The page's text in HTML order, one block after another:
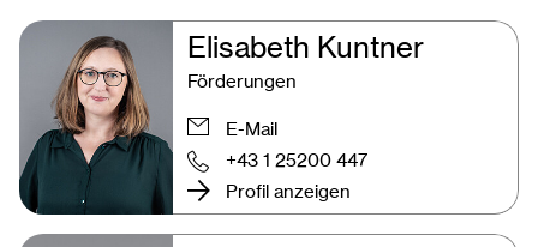
Elisabeth Kuntner
Förderungen
E-Mail
+43 1 25200 447
Profil anzeigen